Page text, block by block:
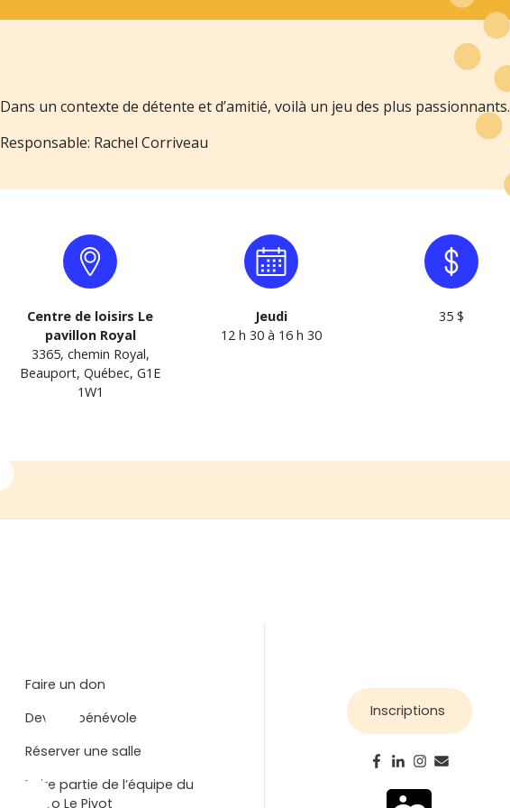
Dans un contexte de détente et d’amitié, voilà un jeu des plus passionnants.
Responsable: Rachel Corriveau
Centre de loisirs Le
pavillon Royal
3365, chemin Royal,
Beauport, Québec, G1E
1W1
Jeudi
12 h 30 à 16 h 30
35 $
Faire un don
Devenir bénévole
Réserver une salle
Faire partie de l’équipe du
Patro Le Pivot
Inscriptions